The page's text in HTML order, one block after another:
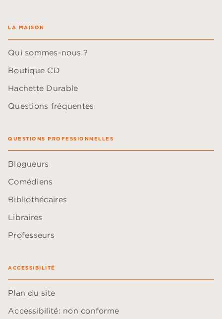
LA MAISON
Qui sommes-nous ?
Boutique CD
Hachette Durable
Questions fréquentes
QUESTIONS PROFESSIONNELLES
Blogueurs
Comédiens
Bibliothécaires
Libraires
Professeurs
ACCESSIBILITÉ
Plan du site
Accessibilité: non conforme